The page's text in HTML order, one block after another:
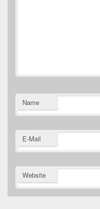
Name
E-Mail
Website